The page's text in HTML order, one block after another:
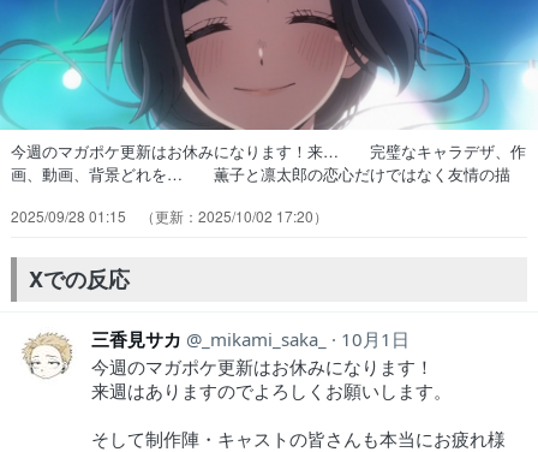
今週のマガポケ更新はお休みになります！来… 完璧なキャラデザ、作
画、動画、背景どれを… 薫子と凛太郎の恋心だけではなく友情の描
って終わるタイミングで一気… 見終えた満足感が高い、とても良い作
背景にした、後ろ姿の少しフレア… 1話で感じた疑問を見事に回収し
た最終話正… ハッピーエンドで良かったけど、毎週楽しみ…
2025/09/28 01:15 2025/10/02 17:20
Xでの反応
三香見サカ _mikami_saka_
10月1日
今週のマガポケ更新はお休みになります！
来週はありますのでよろしくお願いします。
そして制作陣・キャストの皆さんも本当にお疲れ様